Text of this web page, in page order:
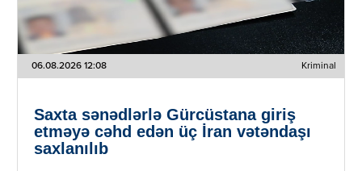
06.08.2026 12:08 Kriminal
Saxta sənədlərlə Gürcüstana giriş
etməyə cəhd edən üç İran vətəndaşı
saxlanılıb